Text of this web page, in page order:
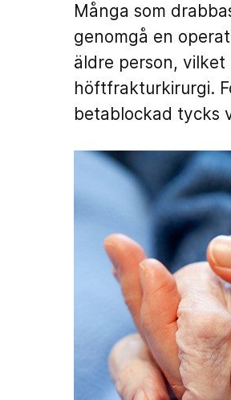
Många som
genomgå en
äldre person,
höftfrakturkirurgi.
betablockad tycks